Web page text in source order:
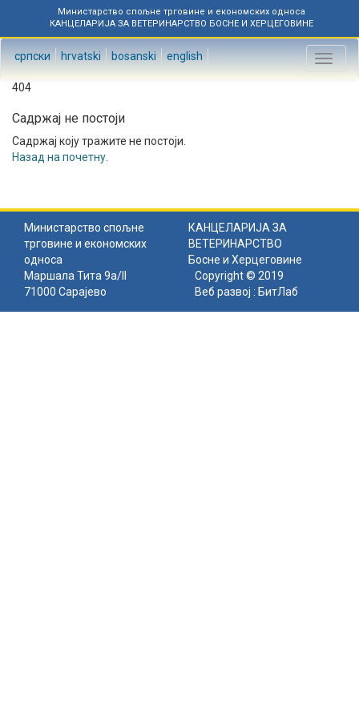
Министарство спољне трговине и економских односа
КАНЦЕЛАРИЈА ЗА ВЕТЕРИНАРСТВО БОСНЕ И ХЕРЦЕГОВИНЕ
српски hrvatski bosanski english
Toggle
404
Садржај не постоји
Садржај коју тражите не постоји.
Назад на почетну
Министарство спољне
трговине и економских
односа
КАНЦЕЛАРИЈА ЗА
ВЕТЕРИНАРСТВО
Босне и Херцеговине
Маршала Тита 9а/II
71000 Сарајево
Copyright © 2019
Веб развој : БитЛаб